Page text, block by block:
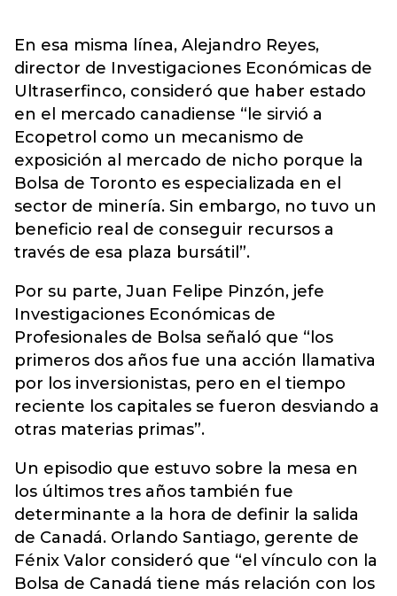
En esa misma línea, Alejandro Reyes,
director de Investigaciones Económicas de
Ultraserfinco, consideró que haber estado
en el mercado canadiense “le sirvió a
Ecopetrol como un mecanismo de
exposición al mercado de nicho porque la
Bolsa de Toronto es especializada en el
sector de minería. Sin embargo, no tuvo un
beneficio real de conseguir recursos a
través de esa plaza bursátil”.
Por su parte, Juan Felipe Pinzón, jefe
Investigaciones Económicas de
Profesionales de Bolsa señaló que “los
primeros dos años fue una acción llamativa
por los inversionistas, pero en el tiempo
reciente los capitales se fueron desviando a
otras materias primas”.
Un episodio que estuvo sobre la mesa en
los últimos tres años también fue
determinante a la hora de definir la salida
de Canadá. Orlando Santiago, gerente de
Fénix Valor consideró que “el vínculo con la
Bolsa de Canadá tiene más relación con los